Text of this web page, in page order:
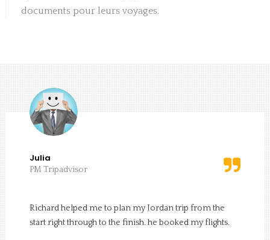
documents pour leurs voyages.
Julia
PM Tripadvisor
Richard helped me to plan my Jordan trip from the
start right through to the finish. he booked my flights.